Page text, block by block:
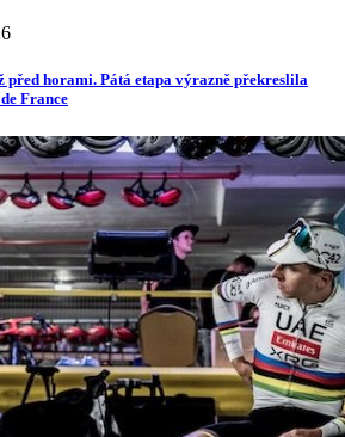
před horami. Pátá etapa výrazně překreslila
France